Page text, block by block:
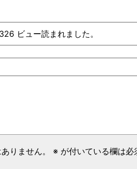
ビュー読まれました。
りません。 ※ が付いている欄は必